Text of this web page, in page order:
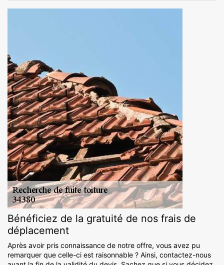
Bénéficiez de la gratuité de nos frais de
déplacement
Après avoir pris connaissance de notre offre, vous avez pu
remarquer que celle-ci est raisonnable ? Ainsi, contactez-nous